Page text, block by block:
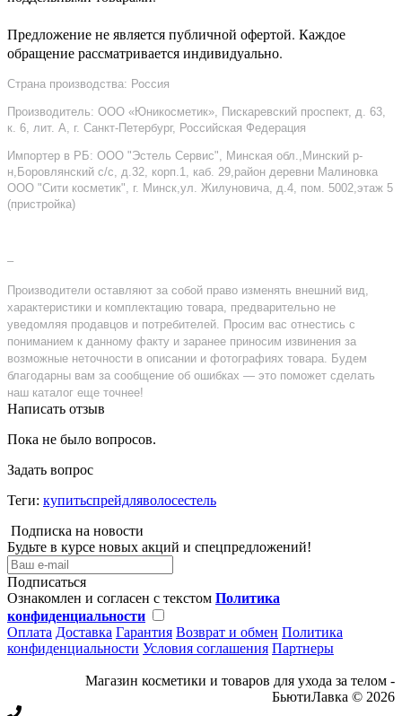
Предложение не является публичной офертой. Каждое
обращение рассматривается индивидуально.
Страна производства: Россия
Производитель: ООО «Юникосметик», Пискаревский проспект, д. 63,
к. 6, лит. А, г. Санкт-Петербург, Российская Федерация
Импортер в РБ: ООО "Эстель Сервис", Минская обл.,Минский р-
н,Боровлянский с/с, д.32, корп.1, каб. 29,район деревни Малиновка
ООО "Сити косметик", г. Минск,ул. Жилуновича, д.4, пом. 5002,этаж 5
(пристройка)
–
Производители оставляют за собой право изменять внешний вид,
характеристики и комплектацию товара, предварительно не
уведомляя продавцов и потребителей. Просим вас отнестись с
пониманием к данному факту и заранее приносим извинения за
возможные неточности в описании и фотографиях товара. Будем
благодарны вам за сообщение об ошибках — это поможет сделать
наш каталог еще точнее!
Написать отзыв
Пока не было вопросов.
Задать вопрос
Теги: купитьспрейдляволосестель
Подписка на новости
Будьте в курсе новых акций и спецпредложений!
Подписаться
Ознакомлен и согласен с текстом Политика
конфиденциальности
Оплата Доставка Гарантия Возврат и обмен Политика
конфиденциальности Условия соглашения Партнеры
Магазин косметики и товаров для ухода за телом -
БьютиЛавка © 2026